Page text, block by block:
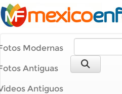
Modernas
Antiguas
Antiguos